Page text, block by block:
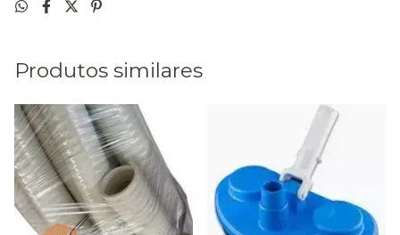
Produtos similares